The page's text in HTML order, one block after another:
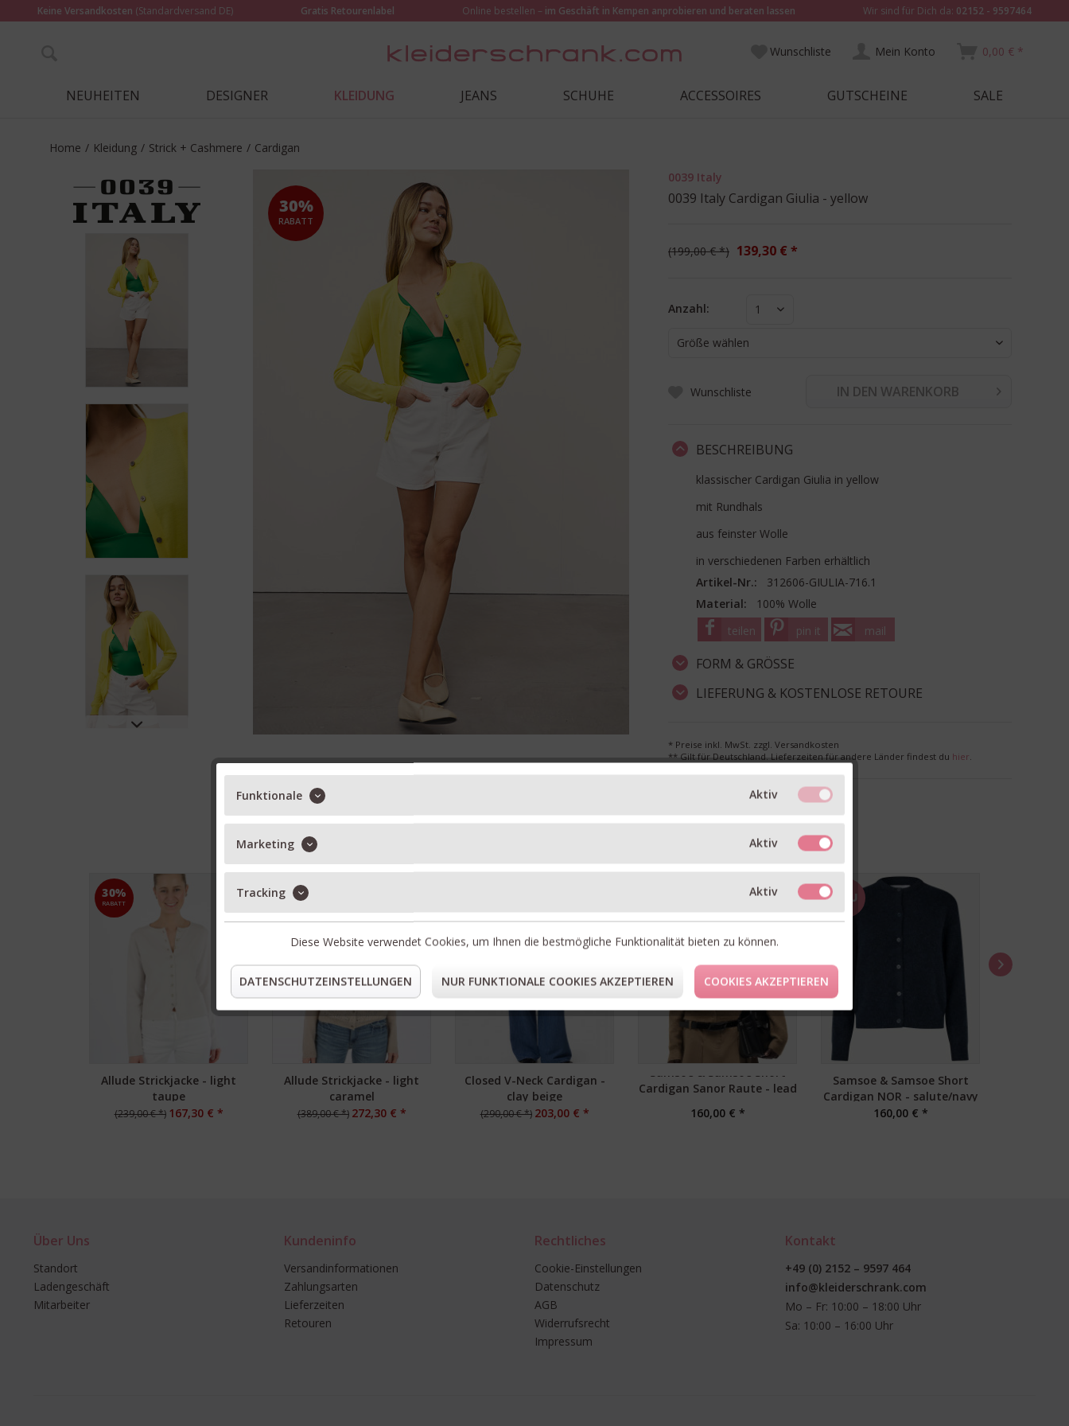
Keine Versandkosten (Standardversand DE) Gratis Retourenlabel Online bestellen – im Geschäft in Kempen anprobieren und beraten lassen Wir sind für Dich da: 02152 - 9597464
Wunschliste Mein Konto 0,00 € *
NEUHEITEN DESIGNER KLEIDUNG JEANS SCHUHE ACCESSOIRES GUTSCHEINE SALE
Home / Kleidung / Strick + Cashmere / Cardigan
30%
RABATT
0039 Italy
0039 Italy Cardigan Giulia - yellow
199,00 € * 139,30 € *
Anzahl: 1
Größe wählen
Wunschliste IN DEN WARENKORB
BESCHREIBUNG
klassischer Cardigan Giulia in yellow
mit Rundhals
aus feinster Wolle
in verschiedenen Farben erhältlich
Artikel-Nr.:
312606-GIULIA-716.1
Material:
100% Wolle
teilen
pin it mail
FORM & GRÖSSE
LIEFERUNG & KOSTENLOSE RETOURE
* Preise inkl. MwSt. zzgl. Versandkosten
** Gilt für Deutschland. Lieferzeiten für andere Länder findest du hier.
30%
RABATT
Allude Strickjacke - light
taupe
(239,00 € *) 167,30 € *
30%
RABATT
Allude Strickjacke - light
caramel
(389,00 € *) 272,30 € *
Closed V-Neck Cardigan -
clay beige
(290,00 € *) 203,00 € *
Samsoe & Samsoe Short
Cardigan Sanor Raute - lead
160,00 € *
NEU
Samsoe & Samsoe Short
Cardigan NOR - salute/navy
160,00 € *
Über Uns
Standort
Ladengeschäft
Mitarbeiter
Kundeninfo
Versandinformationen
Zahlungsarten
Lieferzeiten
Retouren
Rechtliches
Cookie-Einstellungen
Datenschutz
AGB
Widerrufsrecht
Impressum
Kontakt
+49 (0) 2152 – 9597 464
info@kleiderschrank.com
Mo – Fr: 10:00 – 18:00 Uhr
Sa: 10:00 – 16:00 Uhr
Funktionale Aktiv
Marketing Aktiv
Tracking Aktiv
Diese Website verwendet Cookies, um Ihnen die bestmögliche Funktionalität bieten zu können.
DATENSCHUTZEINSTELLUNGEN NUR FUNKTIONALE COOKIES AKZEPTIEREN COOKIES AKZEPTIEREN